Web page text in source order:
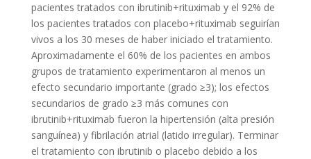
pacientes tratados con ibrutinib+rituximab y el 92% de
los pacientes tratados con placebo+rituximab seguirían
vivos a los 30 meses de haber iniciado el tratamiento.
Aproximadamente el 60% de los pacientes en ambos
grupos de tratamiento experimentaron al menos un
efecto secundario importante (grado ≥3); los efectos
secundarios de grado ≥3 más comunes con
ibrutinib+rituximab fueron la hipertensión (alta presión
sanguínea) y fibrilación atrial (latido irregular). Terminar
el tratamiento con ibrutinib o placebo debido a los